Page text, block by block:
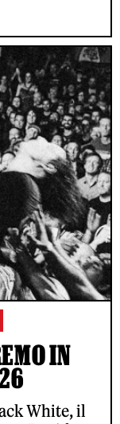
IN
White, il